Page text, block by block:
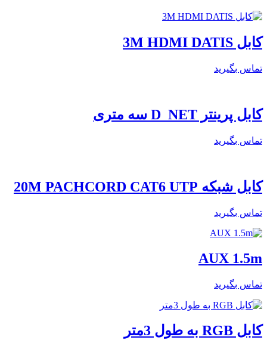
کابل 3M HDMI DATIS
تماس بگیرید
کابل پرینتر D_NET سه متری
تماس بگیرید
کابل شبکه 20M PACHCORD CAT6 UTP
تماس بگیرید
AUX 1.5m
تماس بگیرید
کابل RGB به طول 3متر